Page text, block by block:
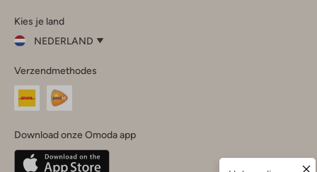
InstagramFacebook
Kies je land
NEDERLAND
je
land
Nederland
Belgique(Français)
Verzendmethodes
Download onze Omoda app